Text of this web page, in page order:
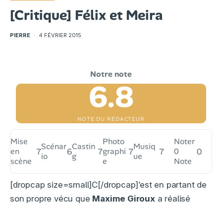
[Critique] Félix et Meira
PIERRE · 4 FÉVRIER 2015
Mise
en
scène
7Scénar
io
6Castin
g
7
Photo
graphi
e
7Musiq
ue
7
Noter
0
Note
0
6.8
NOTE DU RÉDACTEUR
[dropcap size=small]C[/dropcap]’est en partant de
son propre vécu que Maxime Girouxa réalisé